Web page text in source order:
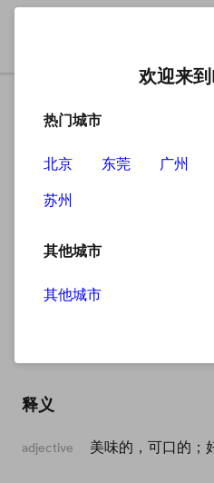
tasty
释义
adjective 美味的，可口的；
欢迎来
热门城市
北京 东莞 广州
苏州
其他城市
其他城市